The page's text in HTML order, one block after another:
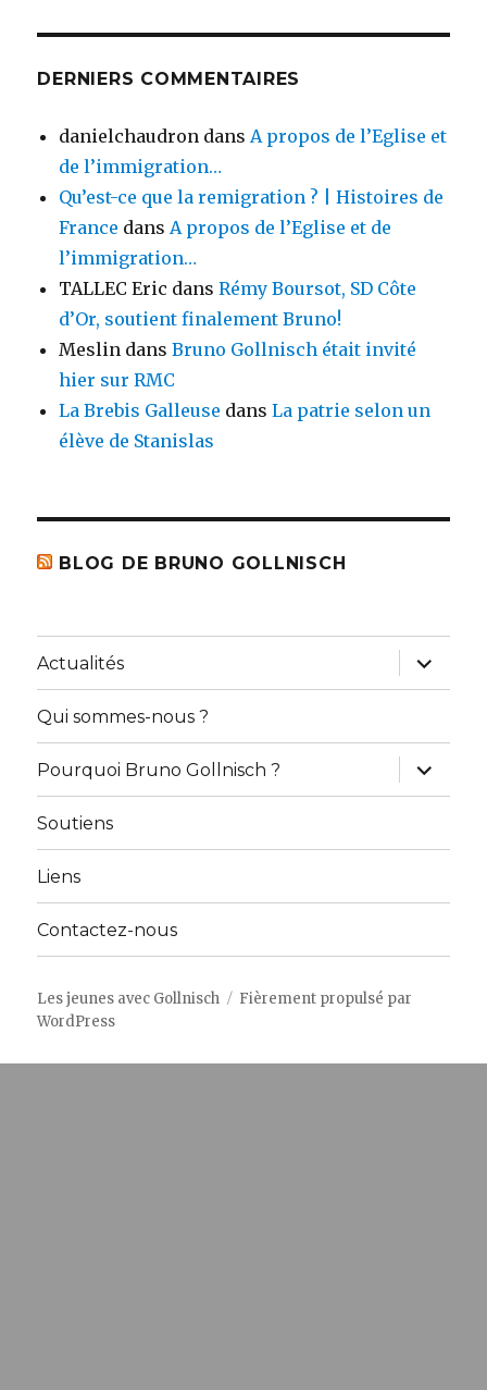
DERNIERS COMMENTAIRES
danielchaudron dansA propos de l’Eglise et
de l’immigration…
Qu’est-ce que la remigration ? | Histoires de
France dansA propos de l’Eglise et de
l’immigration…
TALLEC Eric dansRémy Boursot, SD Côte
d’Or, soutient finalement Bruno!
Meslin dansBruno Gollnisch était invité
hier sur RMC
La Brebis Galleuse dansLa patrie selon un
élève de Stanislas
BLOG DE BRUNO GOLLNISCH
Actualités
ouvrir
le
sous-
Qui sommes-nous ?
Pourquoi Bruno Gollnisch ?
ouvrir
le
sous-
Soutiens
Liens
Contactez-nous
Les jeunes avec Gollnisch
Fièrement propulsé par
WordPress